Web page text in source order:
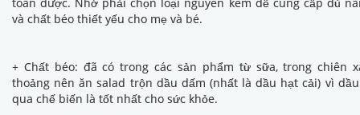
và chất béo thiết yếu cho mẹ và bé.
+ Chất béo: đã có trong các sản phẩm từ sữa, trong chiên
thoảng nên ăn salad trộn dầu dấm (nhất là dầu hạt cải) vì
qua chế biến là tốt nhất cho sức khỏe.